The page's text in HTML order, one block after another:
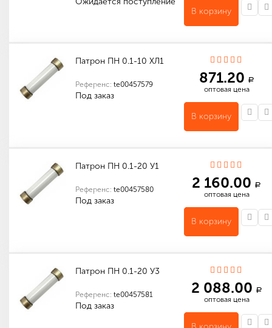
В корзину
Патрон ПН 0.1-10 ХЛ1
Референс: te00457579
Под заказ
871.20 a
оптовая цена
В корзину
Патрон ПН 0.1-20 У1
Референс: te00457580
Под заказ
2 160.00 a
оптовая цена
В корзину
Патрон ПН 0.1-20 У3
Референс: te00457581
Под заказ
2 088.00 a
оптовая цена